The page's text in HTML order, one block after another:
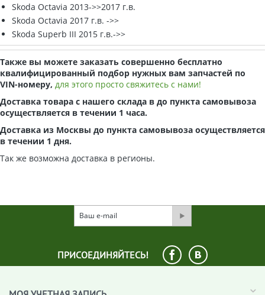
Skoda Octavia 2013->>2017 г.в.
Skoda Octavia 2017 г.в. ->>
Skoda Superb III 2015 г.в.->>
Также вы можете заказать совершенно бесплатно
квалифицированный подбор нужных вам запчастей по
VIN-номеру, для этого просто свяжитесь с нами!
Доставка товара с нашего склада в до пункта самовывоза
осуществляется в течении 1 часа.
Доставка из Москвы до пункта самовывоза осуществляется
в течении 1 дня.
Так же возможна доставка в регионы.
ПРИСОЕДИНЯЙТЕСЬ!